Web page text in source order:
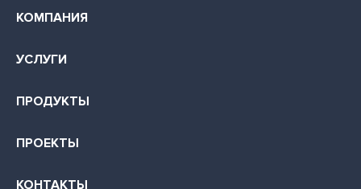
КОМПАНИЯ
УСЛУГИ
ПРОДУКТЫ
ПРОЕКТЫ
КОНТАКТЫ